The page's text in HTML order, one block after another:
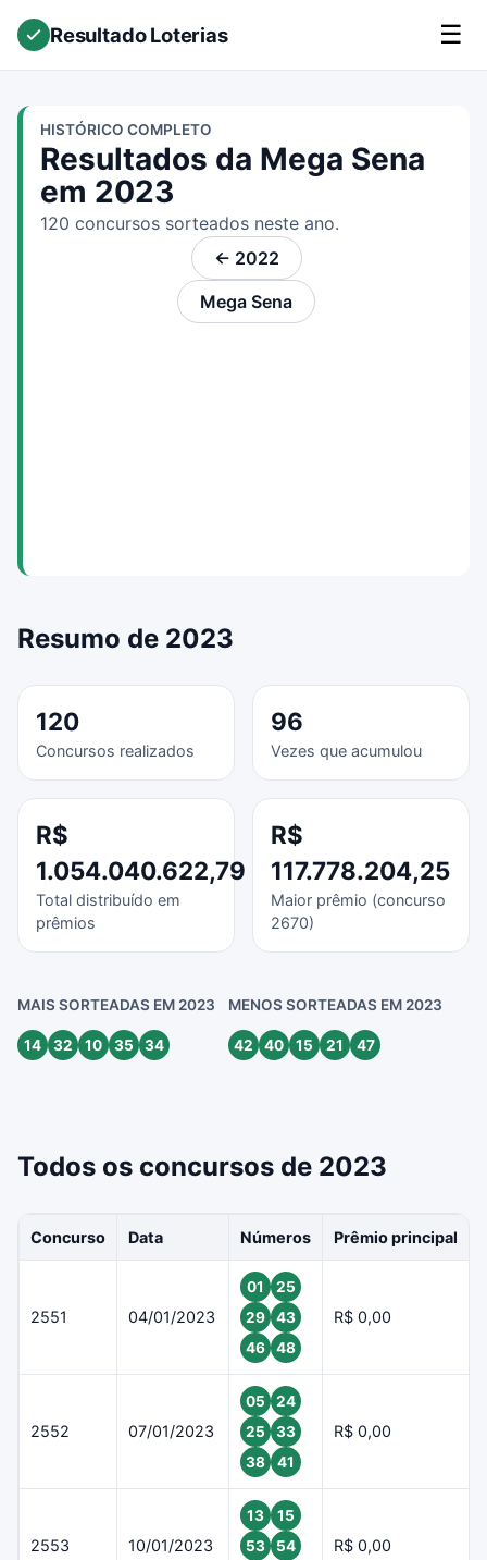
Resultado Loterias ☰
HISTÓRICO COMPLETO
Resultados da Mega Sena
em 2023
120 concursos sorteados neste ano.
← 2022
Mega Sena
Resumo de 2023
120
Concursos realizados
96
Vezes que acumulou
R$
1.054.040.622,79
Total distribuído em
prêmios
R$
117.778.204,25
Maior prêmio (concurso
2670)
MAIS SORTEADAS EM 2023
14 32 10 35 34
MENOS SORTEADAS EM 2023
42 40 15 21 47
Todos os concursos de 2023
Concurso Data Números Prêmio principal
2551 04/01/2023
01
25
29
43
46
48
R$ 0,00
2552 07/01/2023
05
24
25
33
38
41
R$ 0,00
2553 10/01/2023
13
15
53
54
R$ 0,00